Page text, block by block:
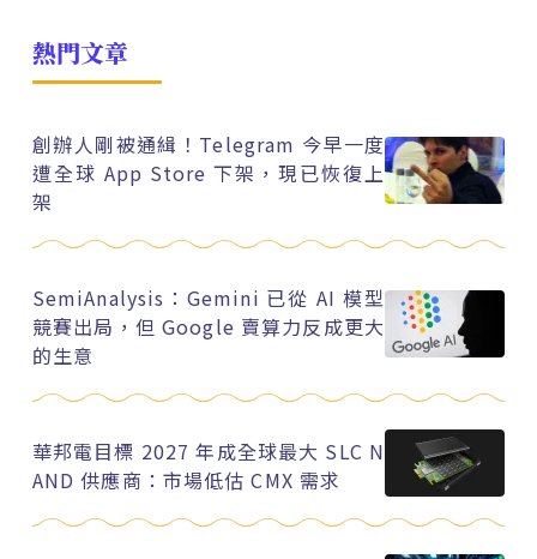
熱門文章
創辦人剛被通緝！Telegram 今早一度
遭全球 App Store 下架，現已恢復上
架
SemiAnalysis：Gemini 已從 AI 模型
競賽出局，但 Google 賣算力反成更大
的生意
華邦電目標 2027 年成全球最大 SLC N
AND 供應商：市場低估 CMX 需求